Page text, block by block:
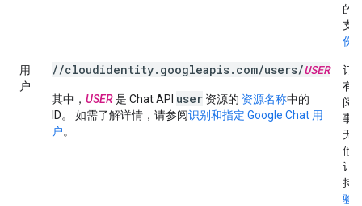
的
支
份
用
户
//cloudidentity.googleapis.com/users/USER
其中， USER是 Chat API user 资源的 资源名称中的
ID。 如需了解详情，请参阅识别和指定 Google Chat 用
户。
订
有
阅
事
无
他
订
持
验